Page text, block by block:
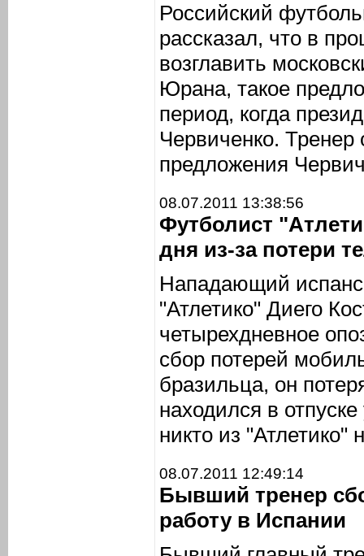
Российский
рассказал, что в
возглавить
Юрана, такое
период, когда
Червиченко. Тренер
предложения
08.07.2011 13:38:56
Футболист
дня из-за потери
Нападающий
"Атлетико" Диего
четырехдневное
сбор потерей
бразильца, он
находился в
никто из "Атлетико"
08.07.2011 12:49:14
Бывший тренер
работу в Испании